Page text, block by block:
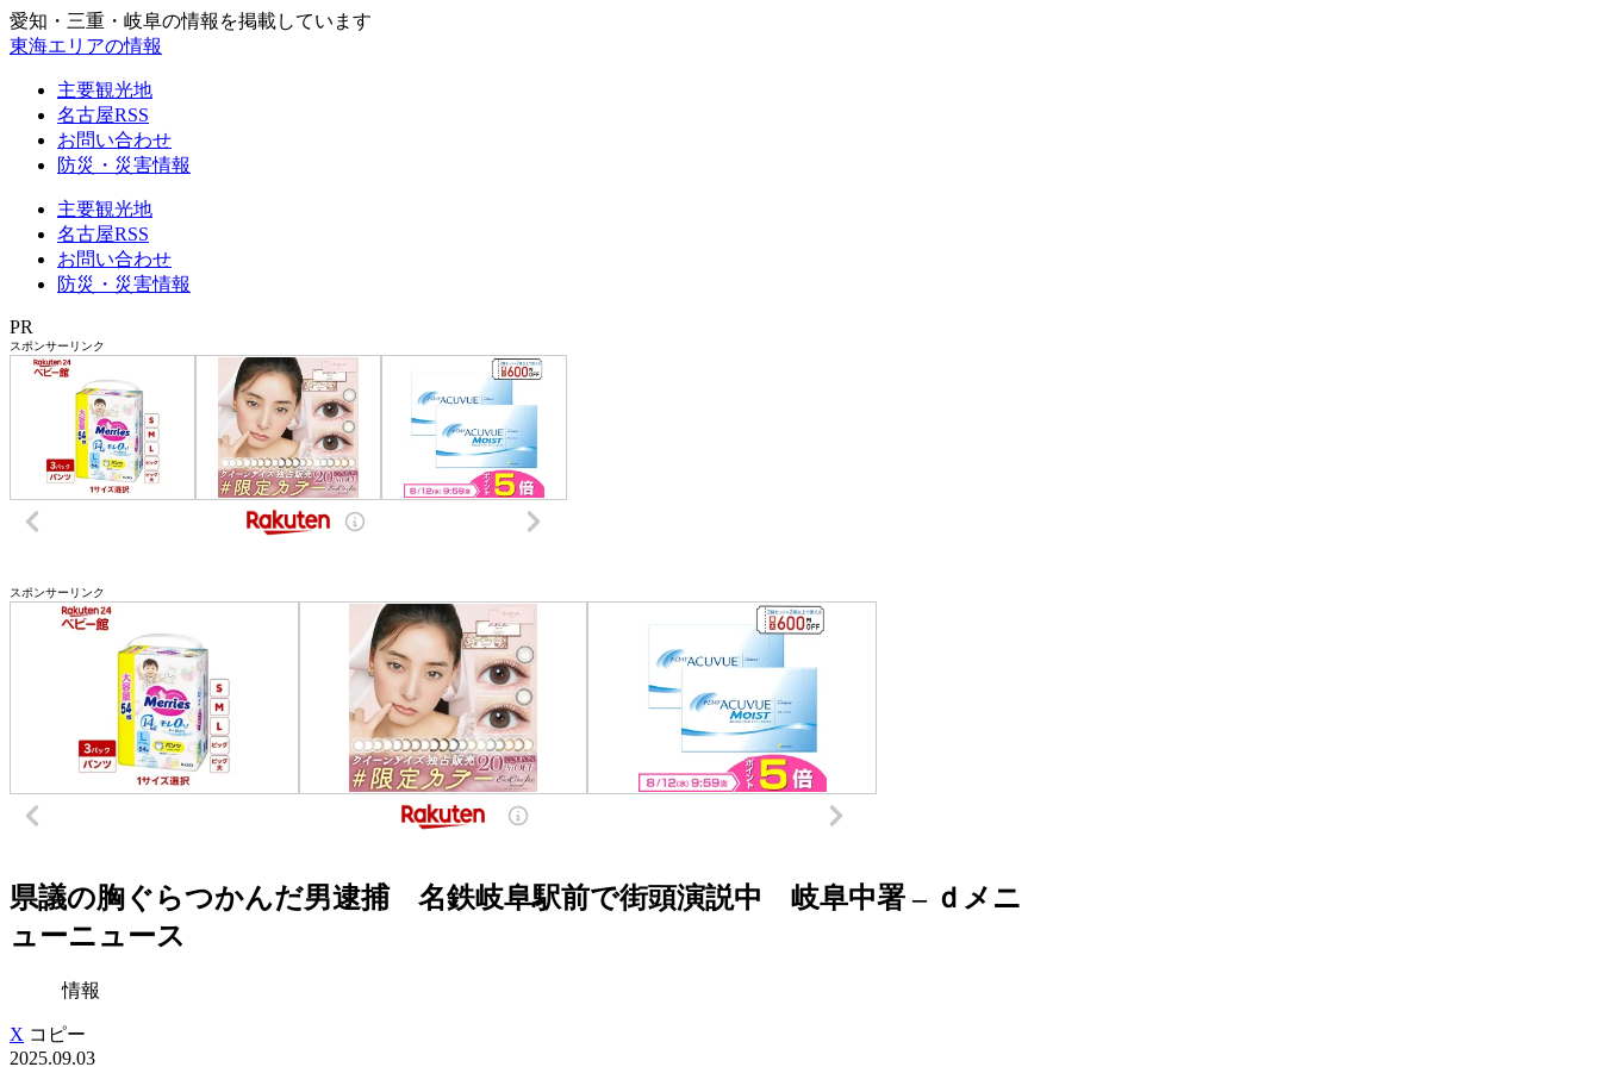
愛知・三重・岐阜の情報を掲載しています
東海エリアの情報
主要観光地
名古屋RSS
お問い合わせ
防災・災害情報
主要観光地
名古屋RSS
お問い合わせ
防災・災害情報
PR
スポンサーリンク
スポンサーリンク
県議の胸ぐらつかんだ男逮捕 名鉄岐阜駅前で街頭演説中 岐阜中署 – ｄメニ
ューニュース
情報
X コピー
2025.09.03